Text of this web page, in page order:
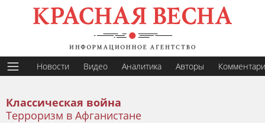
Новости Видео Аналитика Авторы
Классическая война
Терроризм в Афганистане